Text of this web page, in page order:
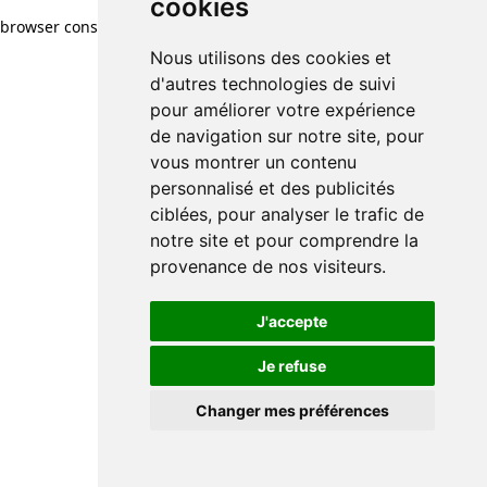
cookies
Nous utilisons des cookies et
d'autres technologies de suivi
pour améliorer votre expérience
de navigation sur notre site, pour
vous montrer un contenu
personnalisé et des publicités
ciblées, pour analyser le trafic de
notre site et pour comprendre la
provenance de nos visiteurs.
J'accepte
Je refuse
Changer mes préférences
browser console for more information)